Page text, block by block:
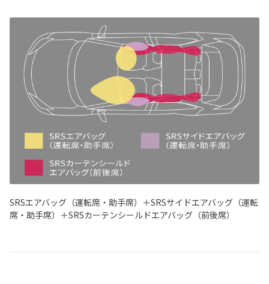
SRSエアバッグ（運転席・助手席）＋SRSサイドエアバッグ（運転
席・助手席）＋SRSカーテンシールドエアバッグ（前後席）